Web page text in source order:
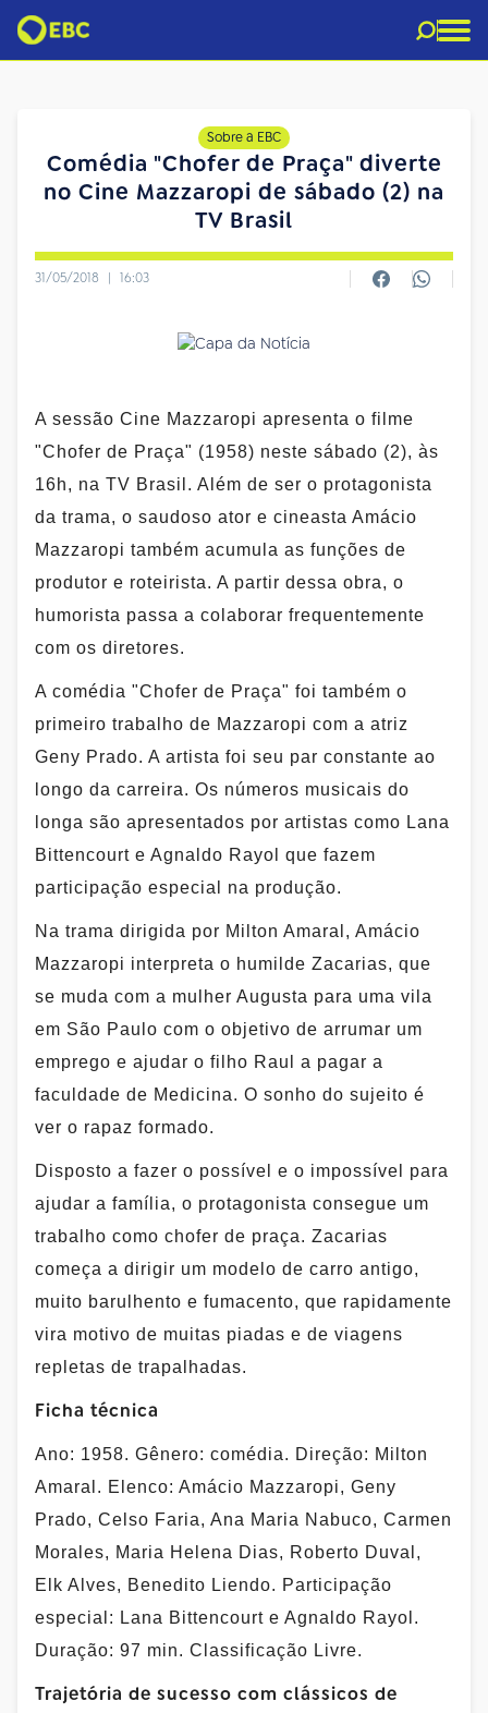
Sobre a EBC
Comédia "Chofer de Praça" diverte
no Cine Mazzaropi de sábado (2) na
TV Brasil
31/05/2018 | 16:03
A sessão Cine Mazzaropi apresenta o filme
"Chofer de Praça" (1958) neste sábado (2), às
16h, na TV Brasil. Além de ser o protagonista
da trama, o saudoso ator e cineasta Amácio
Mazzaropi também acumula as funções de
produtor e roteirista. A partir dessa obra, o
humorista passa a colaborar frequentemente
com os diretores.
A comédia "Chofer de Praça" foi também o
primeiro trabalho de Mazzaropi com a atriz
Geny Prado. A artista foi seu par constante ao
longo da carreira. Os números musicais do
longa são apresentados por artistas como Lana
Bittencourt e Agnaldo Rayol que fazem
participação especial na produção.
Na trama dirigida por Milton Amaral, Amácio
Mazzaropi interpreta o humilde Zacarias, que
se muda com a mulher Augusta para uma vila
em São Paulo com o objetivo de arrumar um
emprego e ajudar o filho Raul a pagar a
faculdade de Medicina. O sonho do sujeito é
ver o rapaz formado.
Disposto a fazer o possível e o impossível para
ajudar a família, o protagonista consegue um
trabalho como chofer de praça. Zacarias
começa a dirigir um modelo de carro antigo,
muito barulhento e fumacento, que rapidamente
vira motivo de muitas piadas e de viagens
repletas de trapalhadas.
Ficha técnica
Ano: 1958. Gênero: comédia. Direção: Milton
Amaral. Elenco: Amácio Mazzaropi, Geny
Prado, Celso Faria, Ana Maria Nabuco, Carmen
Morales, Maria Helena Dias, Roberto Duval,
Elk Alves, Benedito Liendo. Participação
especial: Lana Bittencourt e Agnaldo Rayol.
Duração: 97 min. Classificação Livre.
Trajetória de sucesso com clássicos de